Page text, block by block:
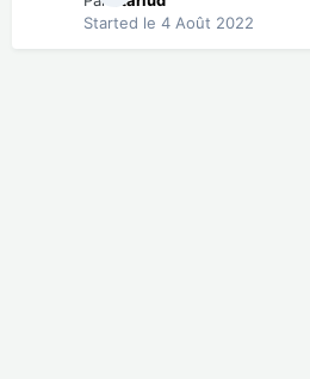
Started le 4 Août 2022